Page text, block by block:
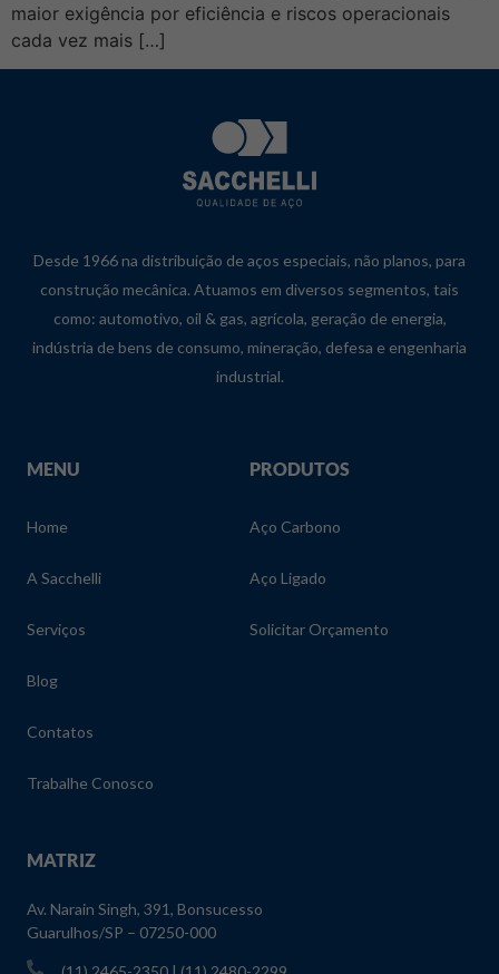
maior exigência por eficiência e riscos operacionais
cada vez mais […]
Desde 1966 na distribuição de aços especiais, não planos, para
construção mecânica. Atuamos em diversos segmentos, tais
como: automotivo, oil & gas, agrícola, geração de energia,
indústria de bens de consumo, mineração, defesa e engenharia
industrial.
MENU
Home
A Sacchelli
Serviços
Blog
Contatos
Trabalhe Conosco
PRODUTOS
Aço Carbono
Aço Ligado
Solicitar Orçamento
MATRIZ
Av. Narain Singh, 391, Bonsucesso
Guarulhos/SP – 07250-000